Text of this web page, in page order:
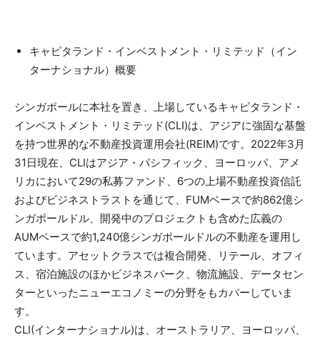
キャピタランド・インベストメント・リミテッド（イン
ターナショナル）概要
シンガポールに本社を置き、上場しているキャピタランド・
インベストメント・リミテッド(CLI)は、アジアに強固な基盤
を持つ世界的な不動産投資運用会社(REIM)です。2022年3月
31日現在、CLIはアジア・パシフィック、ヨーロッパ、アメ
リカにおいて29の私募ファンド、6つの上場不動産投資信託
およびビジネストラストを通じて、FUMベースで約862億シ
ンガポールドル、開発中のプロジェクトも含めた広義の
AUMベースで約1,240億シンガポールドルの不動産を運用し
ています。アセットクラスでは複合開発、リテール、オフィ
ス、宿泊施設のほかビジネスパーク、物流施設、データセン
ターといったニューエコノミーの分野をもカバーしていま
す。
CLI(インターナショナル)は、オーストラリア、ヨーロッパ、